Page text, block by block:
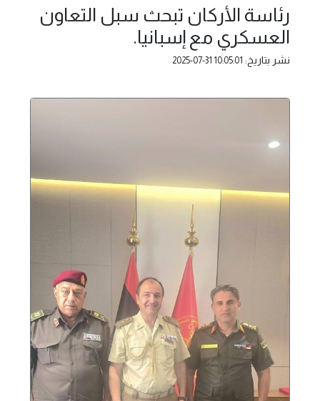
رئاسة الأركان تبحث سبل التعاون
العسكري مع إسبانيا.
نشر بتاريخ: 2025-07-31 10:05:01